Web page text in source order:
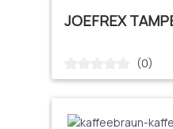
JOEFREX
Durchschnittliche
(0)